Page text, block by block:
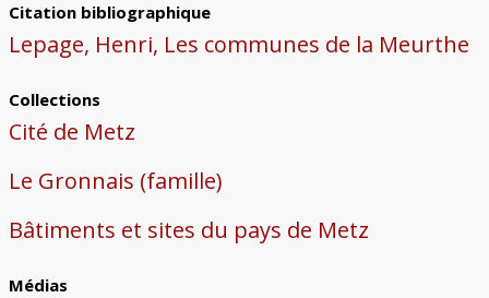
Citation bibliographique
Lepage, Henri, Les communes de la Meurthe
Collections
Cité de Metz
Le Gronnais (famille)
Bâtiments et sites du pays de Metz
Médias